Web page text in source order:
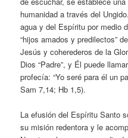
humanidad a través del
agua y del Espíritu por medio
“hijos amados y predilectos”
Jesús y coherederos de la
Dios “Padre”, y Él puede
profecía: “Yo seré para él un
Sam 7,14; Hb 1,5).
La efusión del Espíritu Santo
su misión redentora y le